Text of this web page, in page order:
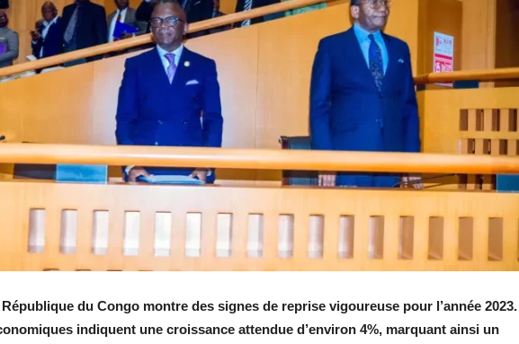
République du Congo montre des signes de reprise vigoureuse pour l’année 2023.
indiquent une croissance attendue d’environ 4%, marquant ainsi un